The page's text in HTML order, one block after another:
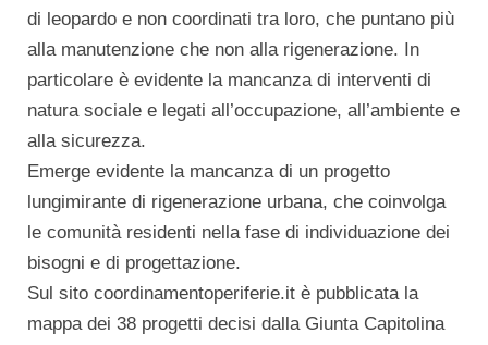
di leopardo e non coordinati tra loro, che puntano più
alla manutenzione che non alla rigenerazione. In
particolare è evidente la mancanza di interventi di
natura sociale e legati all’occupazione, all’ambiente e
alla sicurezza.
Emerge evidente la mancanza di un progetto
lungimirante di rigenerazione urbana, che coinvolga
le comunità residenti nella fase di individuazione dei
bisogni e di progettazione.
Sul sito coordinamentoperiferie.it è pubblicata la
mappa dei 38 progetti decisi dalla Giunta Capitolina